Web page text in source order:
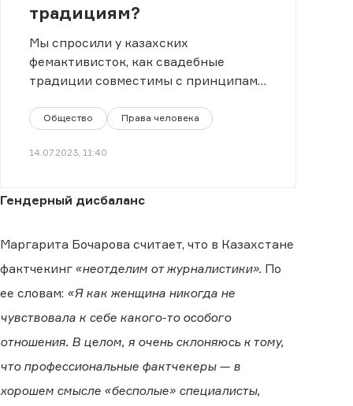
традициям?
Мы спросили у казахских
фемактивисток, как свадебные
традиции совместимы с принципами
Общество Права человека
14.07.2023, 11:40
Гендерный дисбаланс
Маргарита Бочарова считает, что в Казахстане
фактчекинг «неотделим от журналистики». По
ее словам: «Я как женщина никогда не
чувствовала к себе какого-то особого
отношения. В целом, я очень склоняюсь к тому,
что профессиональные фактчекеры — в
хорошем смысле «бесполые» специалисты,